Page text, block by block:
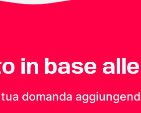
in base
domanda